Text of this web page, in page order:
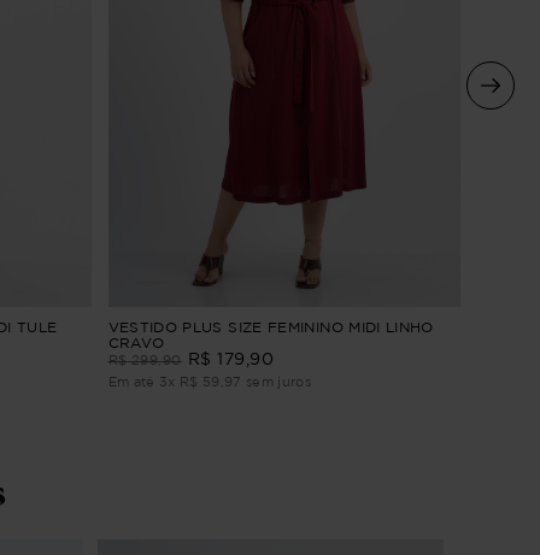
TULE
VESTIDO PLUS SIZE FEMININO MIDI LINHO
CRAVO
R$ 299,90 R$ 179 90
Em até 3x R$ 59 97 sem juros